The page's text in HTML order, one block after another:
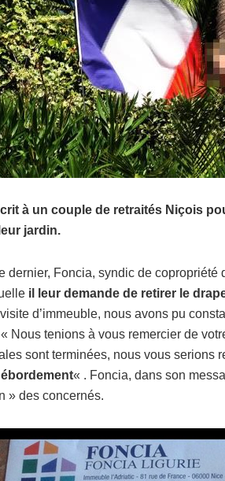
à un couple de retraités Niçois
jardin.
dernier, Foncia, syndic de
il leur demande de retirer le
d’immeuble, nous avons pu
Nous tenions à vous remercier de
sont terminées, nous vous serions
« . Foncia, dans son
» des concernés.